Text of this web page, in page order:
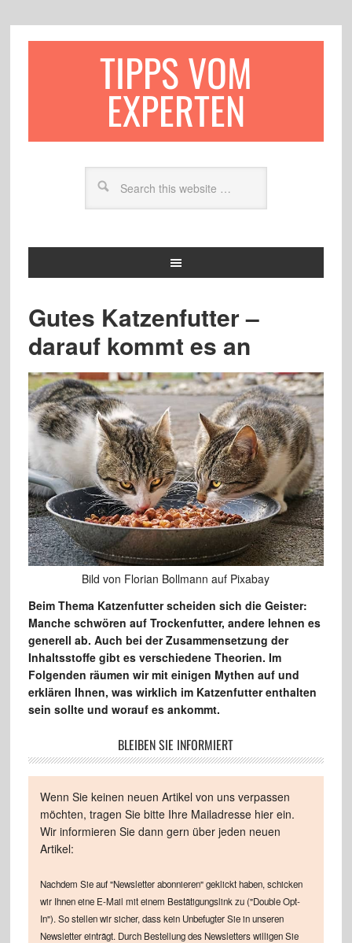
TIPPS VOM
EXPERTEN
Gutes Katzenfutter –
darauf kommt es an
Bild von Florian Bollmann auf Pixabay
Beim Thema Katzenfutter scheiden sich die Geister:
Manche schwören auf Trockenfutter, andere lehnen es
generell ab. Auch bei der Zusammensetzung der
Inhaltsstoffe gibt es verschiedene Theorien. Im
Folgenden räumen wir mit einigen Mythen auf und
erklären Ihnen, was wirklich im Katzenfutter enthalten
sein sollte und worauf es ankommt.
BLEIBEN SIE INFORMIERT
Wenn Sie keinen neuen Artikel von uns verpassen
möchten, tragen Sie bitte Ihre Mailadresse hier ein.
Wir informieren Sie dann gern über jeden neuen
Artikel:
Nachdem Sie auf "Newsletter abonnieren" geklickt haben, schicken
wir Ihnen eine E-Mail mit einem Bestätigungslink zu ("Double Opt-
In"). So stellen wir sicher, dass kein Unbefugter Sie in unseren
Newsletter einträgt. Durch Bestellung des Newsletters willigen Sie